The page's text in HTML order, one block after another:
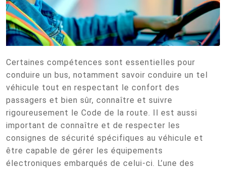
Certaines compétences sont essentielles pour
conduire un bus, notamment savoir conduire un tel
véhicule tout en respectant le confort des
passagers et bien sûr, connaître et suivre
rigoureusement le Code de la route. Il est aussi
important de connaître et de respecter les
consignes de sécurité spécifiques au véhicule et
être capable de gérer les équipements
électroniques embarqués de celui-ci. L’une des